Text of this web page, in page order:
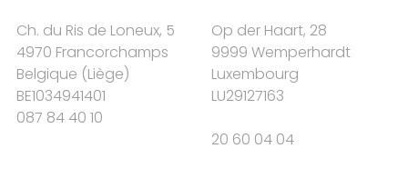
Ch. du Ris de Loneux, 5
4970 Francorchamps
Belgique (Liège)
BE1034941401
087 84 40 10
Op der Haart, 28
9999 Wemperhardt
Luxembourg
LU29127163
20 60 04 04